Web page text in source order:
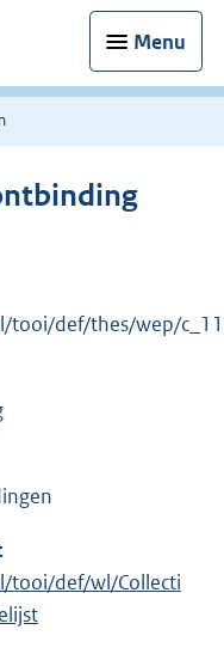
Menu
tooi/def/thes/wep/
tooi/def/wl/Collecti